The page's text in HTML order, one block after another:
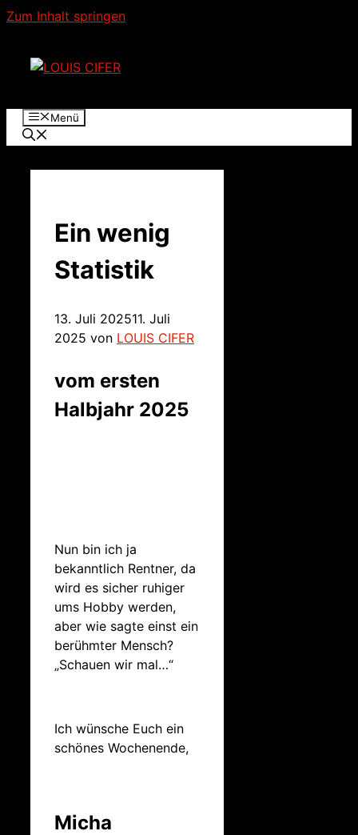
Zum Inhalt springen
Menü
Ein wenig
Statistik
13. Juli 202511. Juli
2025 von LOUIS CIFER
vom ersten
Halbjahr 2025
Nun bin ich ja
bekanntlich Rentner, da
wird es sicher ruhiger
ums Hobby werden,
aber wie sagte einst ein
berühmter Mensch?
„Schauen wir mal…“
Ich wünsche Euch ein
schönes Wochenende,
Micha